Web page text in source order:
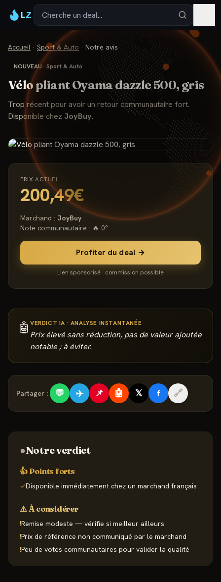
LZ
Accueil · Sport & Auto · Notre avis
NOUVEAU· Sport & Auto
Vélo pliant Oyama dazzle 500, gris
Trop récent pour avoir un retour communautaire fort.
Disponible chez JoyBuy.
PRIX ACTUEL
200,49€
Marchand : JoyBuy
Note communautaire : 🔥 0°
Profiter du deal →
Lien sponsorisé · commission possible
🤖 VERDICT IA · ANALYSE INSTANTANÉE
Prix élevé sans réduction, pas de valeur ajoutée
notable ; à éviter.
Partager : 💬 ✈️ 📌 🤖 𝕏 f 🔗
●Notre verdict
👍 Points forts
✓Disponible immédiatement chez un marchand français
⚠️ À considérer
!Remise modeste — vérifie si meilleur ailleurs
!Prix de référence non communiqué par le marchand
!Peu de votes communautaires pour valider la qualité